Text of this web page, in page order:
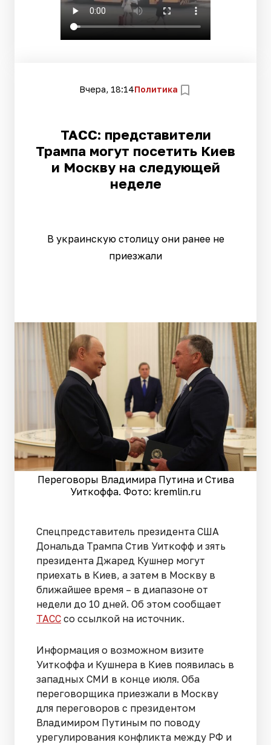
Вчера, 18:14Политика
ТАСС: представители
Трампа могут посетить Киев
и Москву на следующей
неделе
В украинскую столицу они ранее не
приезжали
Переговоры Владимира Путина и Стива
Уиткоффа. Фото: kremlin.ru
Спецпредставитель президента США
Дональда Трампа Стив Уиткофф и зять
президента Джаред Кушнер могут
приехать в Киев, а затем в Москву в
ближайшее время – в диапазоне от
недели до 10 дней. Об этом сообщает
ТАСС со ссылкой на источник.
Информация о возможном визите
Уиткоффа и Кушнера в Киев появилась в
западных СМИ в конце июля. Оба
переговорщика приезжали в Москву
для переговоров с президентом
Владимиром Путиным по поводу
урегулирования конфликта между РФ и